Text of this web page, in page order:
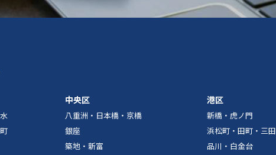
中央区
八重洲・日本橋・京橋
銀座
築地・新富
港区
新橋・虎ノ門
浜松町・田町・三田
品川・白金台